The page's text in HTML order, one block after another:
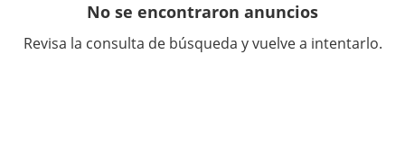
No se encontraron anuncios
Revisa la consulta de búsqueda y vuelve a intentarlo.